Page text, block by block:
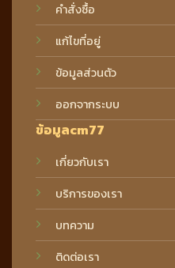
คำสั่งซื้อ
แก้ไขที่อยู่
ข้อมูลส่วนตัว
ออกจากระบบ
ข้อมูลcm77
เกี่ยวกับเรา
บริการของเรา
บทความ
ติดต่อเรา